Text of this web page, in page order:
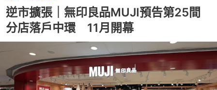
逆市擴張｜無印良品MUJI預告第25間
分店落戶中環 11月開幕